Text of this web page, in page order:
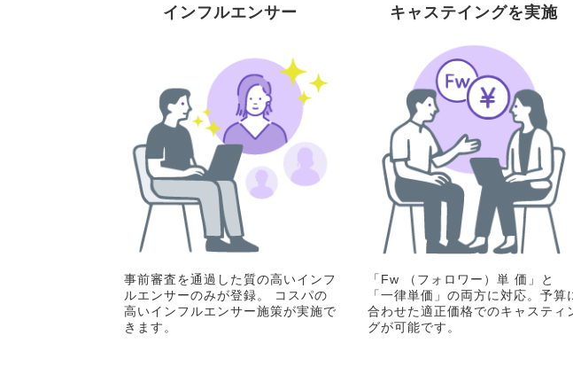
インフルエンサー
事前審査を通過した質の高いインフ
ルエンサーのみが登録。 コスパの
高いインフルエンサー施策が実施で
きます。
キャステイングを実施
「Fw （フォロワー）単 価」と
「一律単価」の両方に対応。予算
合わせた適正価格でのキャスティ
グが可能です。